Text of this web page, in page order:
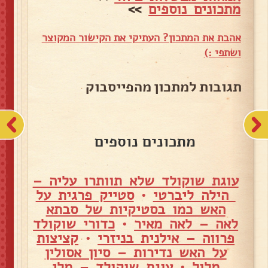
מתכונים נוספים>>
אהבת את המתכון? העתיקי את הקישור המקוצר
ושתפי :)
תגובות למתכון מהפייסבוק
מתכונים נוספים
עוגת שוקולד שלא תוותרו עליה –
הילה ליברטי •סטייק פרגית על
האש כמו בסטיקיות של סבתא
לאה – לאה מאיר • כדורי שוקולד
פרווה – אילנית בניזרי •קציצות
על האש נדירות – סיון אסולין